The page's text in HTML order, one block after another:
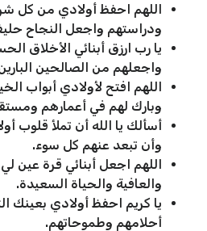
اللهم احفظ أولادي من كل
ودراستهم واجعل النجاح
يا رب ارزق أبنائي الأخلاق
واجعلهم من الصالحين
اللهم افتح لأولادي أبواب
وبارك لهم في أعمارهم
أسألك يا الله أن تملأ قلوب
وأن تبعد عنهم كل سوء.
اللهم اجعل أبنائي قرة عين
والعافية والحياة السعيدة.
يا كريم احفظ أولادي بعينك
أحلامهم وطموحاتهم.